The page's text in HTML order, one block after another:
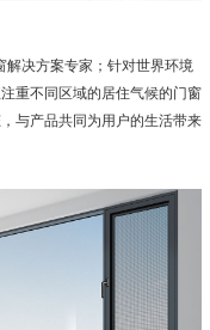
解决方案专家；针对世界环境
重不同区域的居住气候的门窗
与产品共同为用户的生活带来